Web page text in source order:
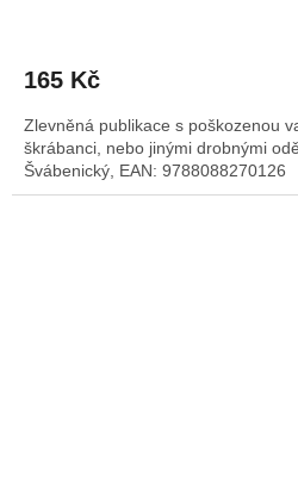
165 Kč
Zlevněná publikace s poškozenou
škrábanci, nebo jinými drobnými
Švábenický, EAN: 9788088270126